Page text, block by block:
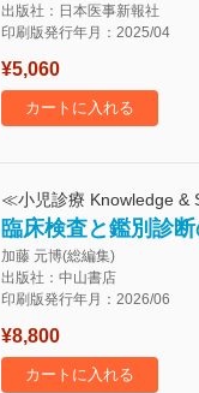
出版社：日本医事新報社
印刷版発行年月：2025/04
¥5,060
カートに入れる
≪小児診療 Knowledge &
臨床検査と鑑別診
加藤 元博(総編集)
出版社：中山書店
印刷版発行年月：2026/06
¥8,800
カートに入れる